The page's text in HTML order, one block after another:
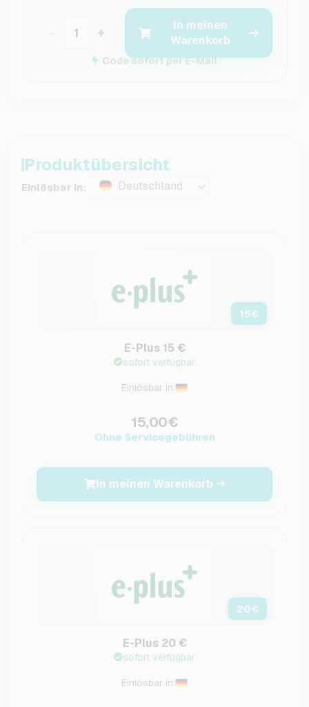
+
In meinen
Warenkorb
Code sofort per E-Mail
Produktübersicht
Einlösbar in: Deutschland
15€
E-Plus 15 €
sofort verfügbar
Einlösbar in:
15,00€
Ohne Servicegebühren
In meinen Warenkorb
20€
E-Plus 20 €
sofort verfügbar
Einlösbar in: